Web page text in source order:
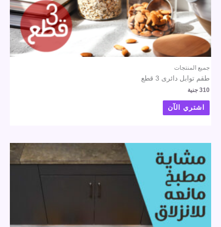
جميع المنتجات
طقم توابل دائرى 3 قطع
310 جنية
اشتري الآن